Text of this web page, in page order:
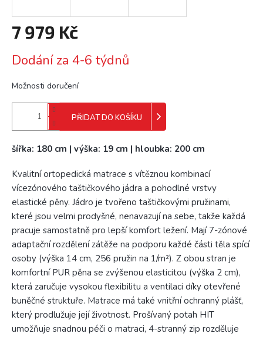
7 979 Kč
cena:
Dodání za 4-6 týdnů
Možnosti doručení
PŘIDAT DO KOŠÍKU
šířka: 180 cm | výška: 19 cm | hloubka: 200 cm
Kvalitní ortopedická matrace s vítěznou kombinací
vícezónového taštičkového jádra a pohodlné vrstvy
elastické pěny. Jádro je tvořeno taštičkovými pružinami,
které jsou velmi prodyšné, nenavazují na sebe, takže každá
pracuje samostatně pro lepší komfort ležení. Mají 7-zónové
adaptační rozdělení zátěže na podporu každé části těla spící
osoby (výška 14 cm, 256 pružin na 1/m²). Z obou stran je
komfortní PUR pěna se zvýšenou elasticitou (výška 2 cm),
která zaručuje vysokou flexibilitu a ventilaci díky otevřené
buněčné struktuře. Matrace má také vnitřní ochranný plášť,
který prodlužuje její životnost. Prošívaný potah HIT
umožňuje snadnou péči o matraci, 4-stranný zip rozděluje